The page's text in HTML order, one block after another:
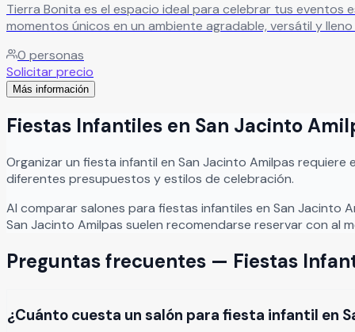
Tierra Bonita es el espacio ideal para celebrar tus eventos especiales,
momentos únicos en un ambiente agradable, versátil y
0 personas
Solicitar precio
Más información
Fiestas Infantiles en San Jacinto
Organizarun fiesta infantil en San Jacinto Amilpas requiere
diferentes presupuestos y estilos de celebración.
Al comparar salones para fiestas infantiles en San Jacinto
San Jacinto Amilpas suelen recomendarse reservar con al
Preguntas frecuentes — Fiestas
¿Cuánto cuesta un salón para fiesta infantil en